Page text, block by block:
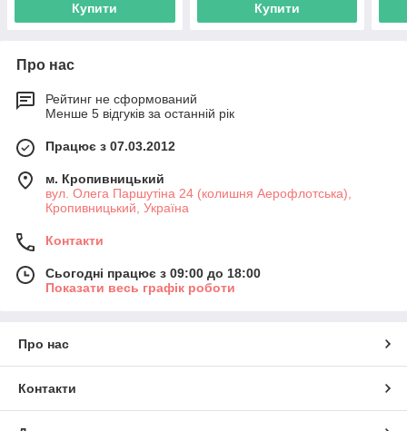
Купити Купити
Про нас
Рейтинг не сформований
Менше 5 відгуків за останній рік
Працює з 07.03.2012
м. Кропивницький
вул. Олега Паршутіна 24 (колишня Аерофлотська),
Кропивницький, Україна
Контакти
Сьогодні працює з 09:00 до 18:00
Показати весь графік роботи
Про нас
Контакти